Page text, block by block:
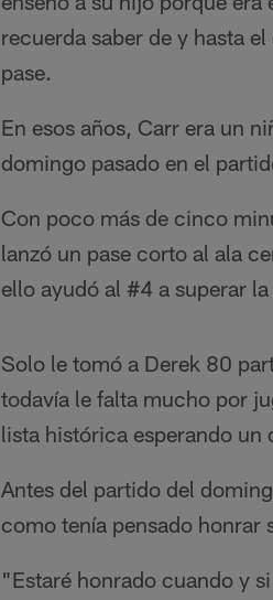
recuerda saber de y hasta
pase.
En esos años, Carr era un
domingo pasado en el
Con poco más de cinco
lanzó un pase corto al ala
ello ayudó al #4 a superar
Solo le tomó a Derek 80
todavía le falta mucho por
lista histórica esperando un
Antes del partido del
como tenía pensado honrar
"Estaré honrado cuando y